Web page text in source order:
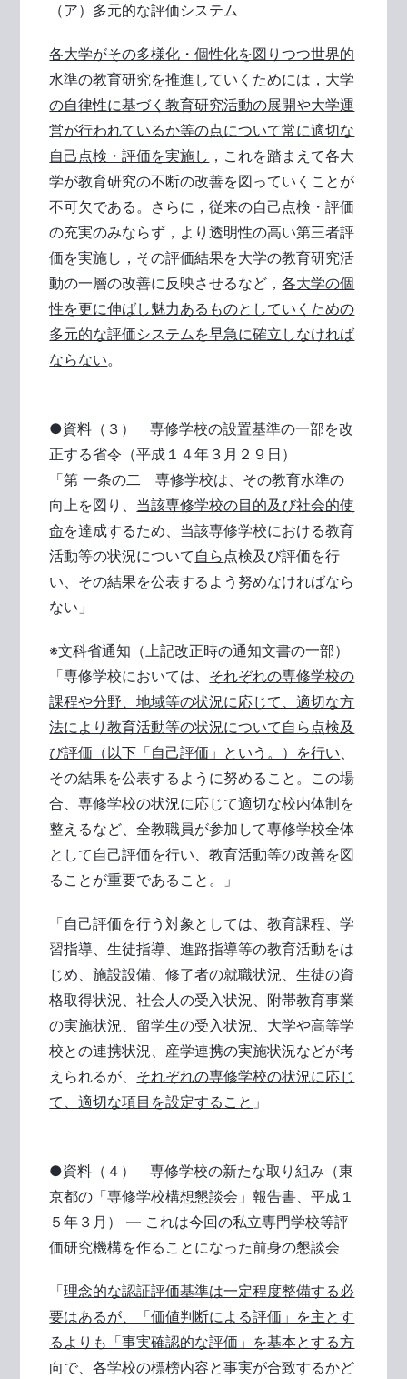
（ア）多元的な評価システム
各大学がその多様化・個性化を図りつつ世界的
水準の教育研究を推進していくためには，大学
の自律性に基づく教育研究活動の展開や大学運
営が行われているか等の点について常に適切な
自己点検・評価を実施し ，これを踏まえて各大
学が教育研究の不断の改善を図っていくことが
不可欠である。さらに，従来の自己点検・評価
の充実のみならず，より透明性の高い第三者評
価を実施し，その評価結果を大学の教育研究活
動の一層の改善に反映させるなど，各大学の個
性を更に伸ばし魅力あるものとしていくための
多元的な評価システムを早急に確立しなければ
ならない。
●資料（３） 専修学校の設置基準の一部を改
正する省令（平成１４年３月２９日）
「第 一条の二 専修学校は、その教育水準の
向上を図り、 当該専修学校の目的及び社会的使
命を達成するため、当該専修学校における教育
活動等の状況について 自ら 点検及び評価を行
い、その結果を公表するよう努めなければなら
ない」
※文科省通知（上記改正時の通知文書の一部）
「専修学校においては、 それぞれの専修学校の
課程や分野、地域等の状況に応じて、適切な方
法により教育活動等の状況について自ら点検及
び評価（以下「自己評価」という。）を行い、
その結果を公表するように努めること。この場
合、専修学校の状況に応じて適切な校内体制を
整えるなど、全教職員が参加して専修学校全体
として自己評価を行い、教育活動等の改善を図
ることが重要であること。」
「自己評価を行う対象としては、教育課程、学
習指導、生徒指導、進路指導等の教育活動をは
じめ、施設設備、修了者の就職状況、生徒の資
格取得状況、社会人の受入状況、附帯教育事業
の実施状況、留学生の受入状況、大学や高等学
校との連携状況、産学連携の実施状況などが考
えられるが、 それぞれの専修学校の状況に応じ
て、適切な項目を設定すること 」
●資料（４） 専修学校の新たな取り組み（東
京都の「専修学校構想懇談会」報告書、平成１
５年３月） ― これは今回の私立専門学校等評
価研究機構を作ることになった前身の懇談会
「理念的な認証評価基準は一定程度整備する必
要はあるが、「価値判断による評価」を主とす
るよりも「事実確認的な評価」を基本とする方
向で、各学校の標榜内容と事実が合致するかど